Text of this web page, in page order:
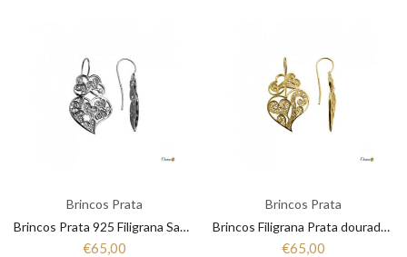
Brincos Prata
Brincos Prata 925 Filigrana Saudade Coração 1B7-111006.P
€65,00
Brincos Prata
Brincos Filigrana Prata dourada Saudade-Milagre 1B7-111005
€65,00